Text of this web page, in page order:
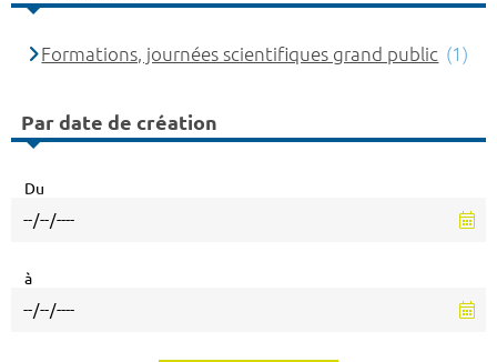
Formations, journées scientifiques grand public (1)
Par date de création
Du
à